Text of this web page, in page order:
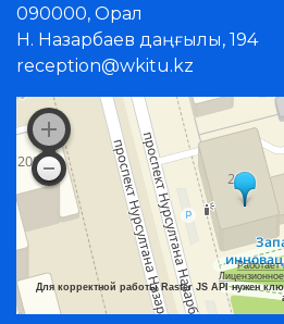
090000, Орал
Н. Назарбаев даңғылы, 194
reception@wkitu.kz
Для корректной работы Raster JS API нужен